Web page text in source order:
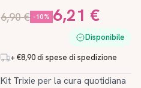
6,90 € -10% 6,21 €
Disponibile
+ €8,90 di spese di spedizione
Kit Trixie per la cura quotidiana